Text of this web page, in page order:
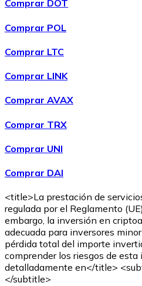
ComprarWrapped Bitcoin
ComprarAvalanche
Comprar DOT
Comprar POL
Comprar LTC
Comprar LINK
Comprar AVAX
Comprar TRX
Comprar UNI
Comprar DAI
<title>La prestación de
regulada por el Reglamento
embargo, la inversión en
adecuada para inversores
pérdida total del importe
comprender los riesgos de
detalladamente en</title>
</subtitle>